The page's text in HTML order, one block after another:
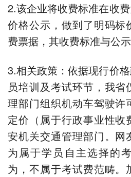
2.该企业将收费标准在收
价格公示，做到了明码标
费票据，其收费标准与公示
3.相关政策：依据现行价
员培训及考试环节，我
理部门组织机动车驾驶许
定价（属于行政事业性收
安机关交通管理部门。网
为属于学员自主选择的
为，不属于考试费范畴。